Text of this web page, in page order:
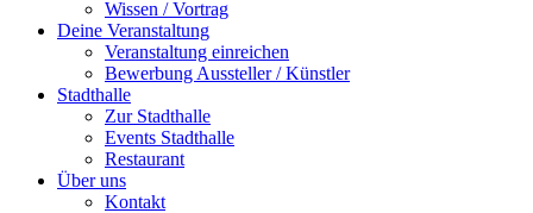
Wissen / Vortrag
Deine Veranstaltung
Veranstaltung einreichen
Bewerbung Aussteller / Künstler
Stadthalle
Zur Stadthalle
Events Stadthalle
Restaurant
Über uns
Kontakt